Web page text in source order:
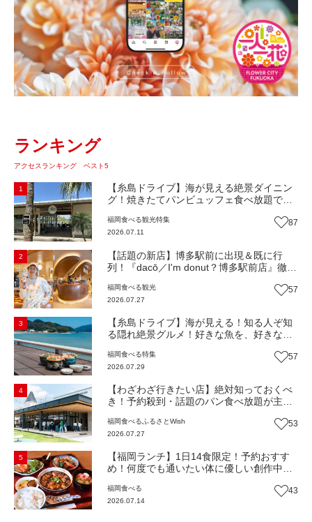
ランキング
アクセスランキング ベスト5
1
【糸島ドライブ】海が見える絶景ダイニン
グ！焼きたてパンビュッフェ食べ放題で大
Beach Cafe』（福岡・糸島市）【まち歩
き】
福岡食べる観光特集
2026.07.11
87
2
【話題の新店】博多駅前に出現＆既に行
列！『dacō／I'm donut？博多駅前店』徹底
しみ方＆イチオシメニューも紹介！（福岡
市博多区）【まち歩き】
福岡食べる観光
2026.07.27
57
3
【糸島ドライブ】海が見える！知る人ぞ知
る隠れ絶景グルメ！好きな魚を、好きなだ
堂』（福岡市西区）【まち歩き】
福岡食べる特集
2026.07.29
57
4
【わざわざ行きたい店】絶対知っておくべ
き！予約殺到・話題のパン食べ放題が主
『bound garden』（福岡・新宮町）【まち
歩き】
福岡食べる ふるさとWish
2026.07.27
53
5
【福岡ランチ】1日14食限定！予約おすす
め！何度でも通いたい体に優しい創作中華
【まち歩き】
福岡食べる
2026.07.14
43